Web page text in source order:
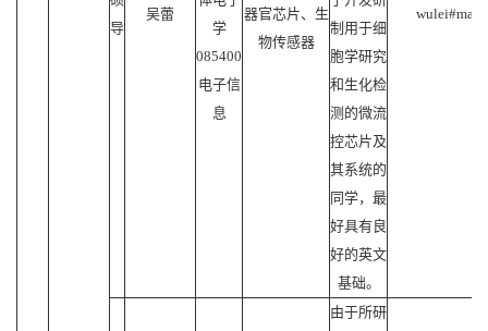
导
吴蕾
学
085400
电子信
息
器官芯片、生
物传感器
制用于细
胞学研究
和生化检
测的微流
控芯片及
其系统的
同学，最
好具有良
好的英文
基础。
由于所研